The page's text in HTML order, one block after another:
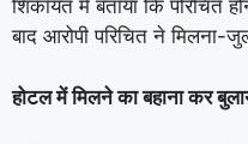
शिकायत में बताया कि परिचित
बाद आरोपी परिचित ने मिलना-
होटल में मिलने का बहाना कर